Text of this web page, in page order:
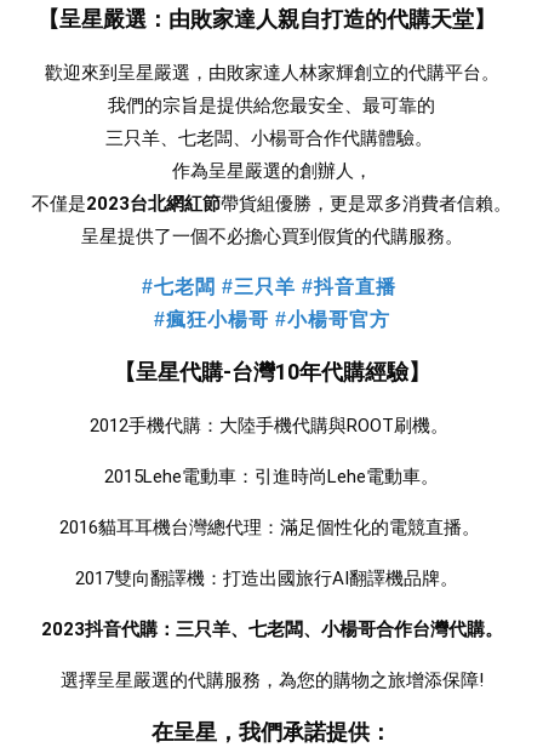
【呈星嚴選：由敗家達人親自打造的代購天堂】
歡迎來到呈星嚴選，由敗家達人林家輝創立的代購平台。
我們的宗旨是提供給您最安全、最可靠的
三只羊、七老闆、小楊哥合作代購體驗。
作為呈星嚴選的創辦人，
不僅是2023台北網紅節帶貨組優勝，更是眾多消費者信賴。
呈星提供了一個不必擔心買到假貨的代購服務。
#七老闆 #三只羊 #抖音直播
#瘋狂小楊哥 #小楊哥官方
【呈星代購-台灣10年代購經驗】
2012手機代購：大陸手機代購與ROOT刷機。
2015Lehe電動車：引進時尚Lehe電動車。
2016貓耳耳機台灣總代理：滿足個性化的電競直播。
2017雙向翻譯機：打造出國旅行AI翻譯機品牌。
2023抖音代購：三只羊、七老闆、小楊哥合作台灣代購。
選擇呈星嚴選的代購服務，為您的購物之旅增添保障!
在呈星，我們承諾提供：